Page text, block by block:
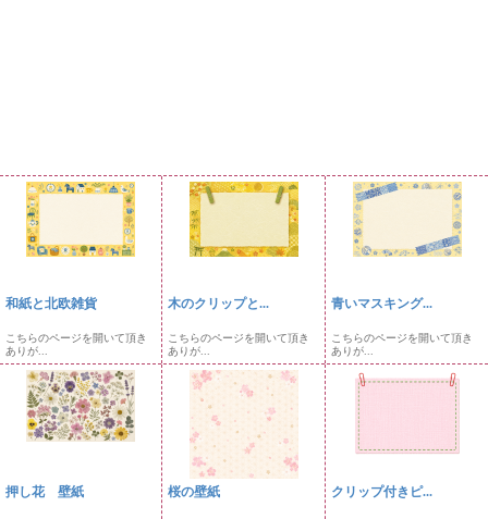
和紙と北欧雑貨
こちらのページを開いて頂き
ありが...
木のクリップと...
こちらのページを開いて頂き
ありが...
青いマスキング...
こちらのページを開いて頂き
ありが...
押し花 壁紙 桜の壁紙 クリップ付きピ...